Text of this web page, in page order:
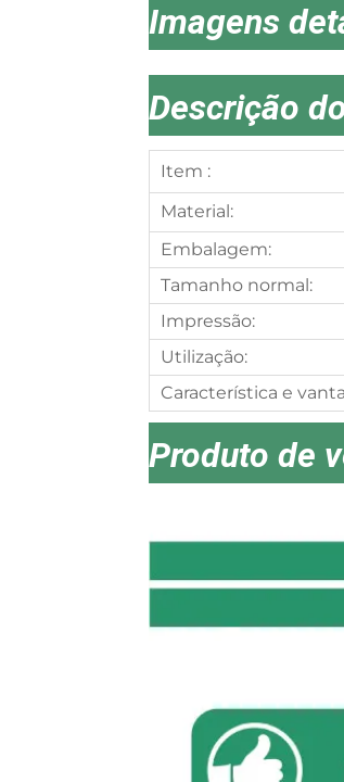
Imagens
Descrição
Item :
Material:
Embalagem:
Tamanho normal:
Impressão:
Utilização:
Característica e
Produto de